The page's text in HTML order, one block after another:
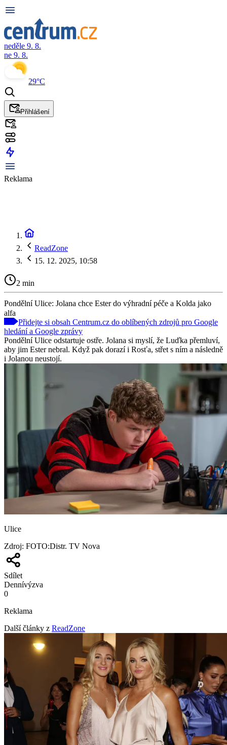
neděle 9. 8.
ne 9. 8.
29°C
Přihlášení
Reklama
ReadZone
15. 12. 2025, 10:58
2 min
Pondělní Ulice: Jolana chce Ester do výhradní péče a Kolda jako
alfa
Přidejte si obsah Centrum.cz do oblíbených zdrojů pro Google
hledání a Google zprávy
Pondělní Ulice odstartuje ostře. Jolana si myslí, že Luďka přemluví,
aby jim Ester nebral. Když pak dorazí i Rosťa, střet s ním a následně
i Jolanou neustojí.
Ulice
Zdroj: FOTO:Distr. TV Nova
Sdílet
Dennívýzva
0
Reklama
Další články z ReadZone